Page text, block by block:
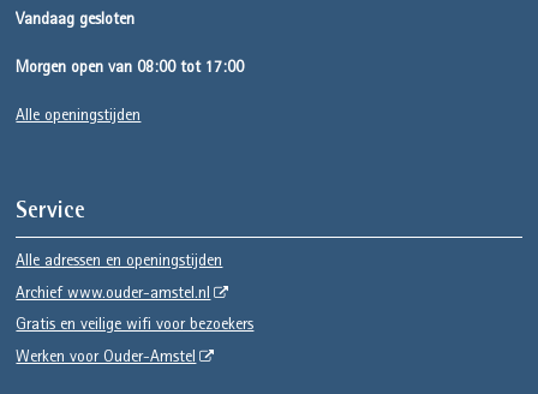
Vandaag gesloten
Morgen open van 08:00 tot 17:00
Alle openingstijden
Service
Alle adressen en openingstijden
Archief www.ouder-amstel.nl
Gratis en veilige wifi voor bezoekers
Werken voor Ouder-Amstel